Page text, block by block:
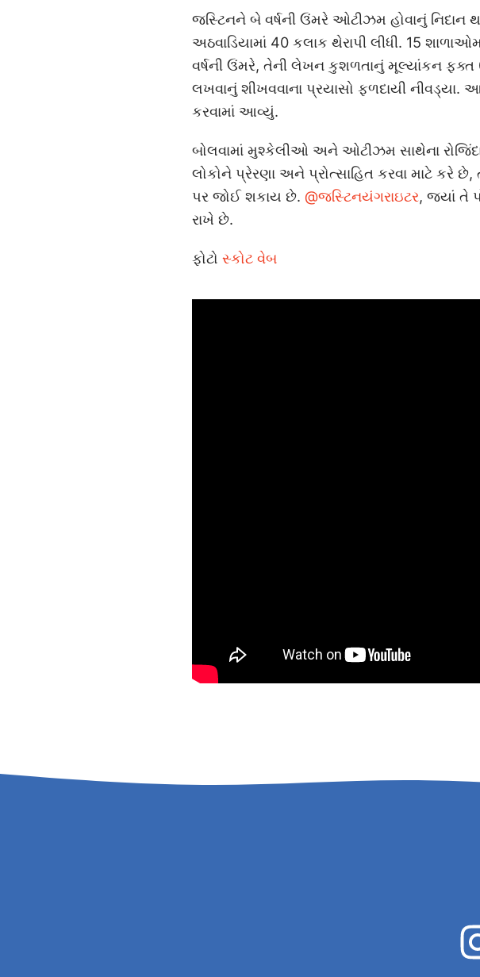
જસ્ટિનને બે વર્ષની ઉંમરે ઓટીઝમ હોવાનું નિદાન
અઠવાડિયામાં 40 કલાક થેરાપી લીધી. 15
વર્ષની ઉંમરે, તેની લેખન કુશળતાનું મૂલ્યાંકન ફક્ત
લખવાનું શીખવવાના પ્રયાસો ફળદાયી નીવડ્યા.
કરવામાં આવ્યું.
બોલવામાં મુશ્કેલીઓ અને ઓટીઝમ સાથેના
લોકોને પ્રેરણા અને પ્રોત્સાહિત કરવા માટે કરે
પર જોઈ શકાય છે. @જસ્ટિનયંગરાઇટર, જ્યાં તે
રાખે છે.
ફોટો સ્કોટ વેબ